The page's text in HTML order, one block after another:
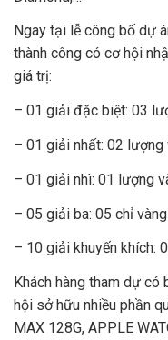
Ngay tại lễ công bố dự
thành công có cơ hội
giá trị:
– 01 giải đặc biệt: 03
– 01 giải nhất: 02 lượng
– 01 giải nhì: 01 lượng
– 05 giải ba: 05 chỉ
– 10 giải khuyến khích:
Khách hàng tham dự
hội sở hữu nhiều phần
MAX 128G, APPLE